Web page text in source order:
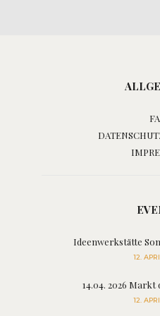
Ideenwerkstätte
12.
14.04. 2026
12.